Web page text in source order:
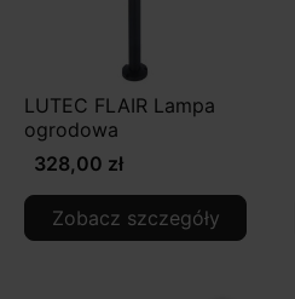
LUTEC FLAIR Lampa
ogrodowa
328,00 zł
Zobacz szczegóły